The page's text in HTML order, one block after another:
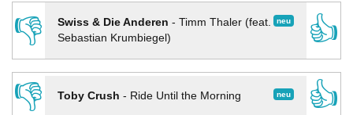
👎
neu
Swiss & Die Anderen - Timm Thaler (feat.
Sebastian Krumbiegel)
👍
👎
neu
Toby Crush - Ride Until the Morning
👍